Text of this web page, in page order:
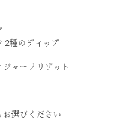
2種のディップ
ャーノリゾット
選びください